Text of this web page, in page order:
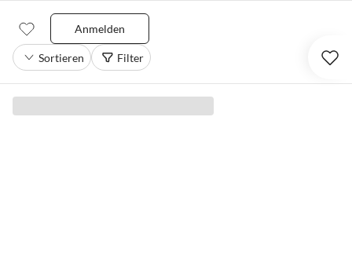
Anmelden
Sortieren Filter